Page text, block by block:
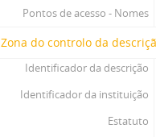
Pontos de acesso - Nomes
Zona do controlo da
Identificador da descrição
Identificador da instituição
Estatuto